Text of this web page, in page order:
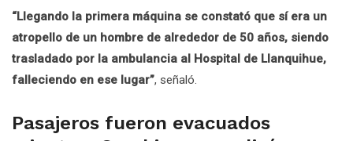
“Llegando la primera máquina se constató que sí era un
atropello de un hombre de alrededor de 50 años, siendo
trasladado por la ambulancia al Hospital de Llanquihue,
falleciendo en ese lugar”, señaló.
Pasajeros fueron evacuados